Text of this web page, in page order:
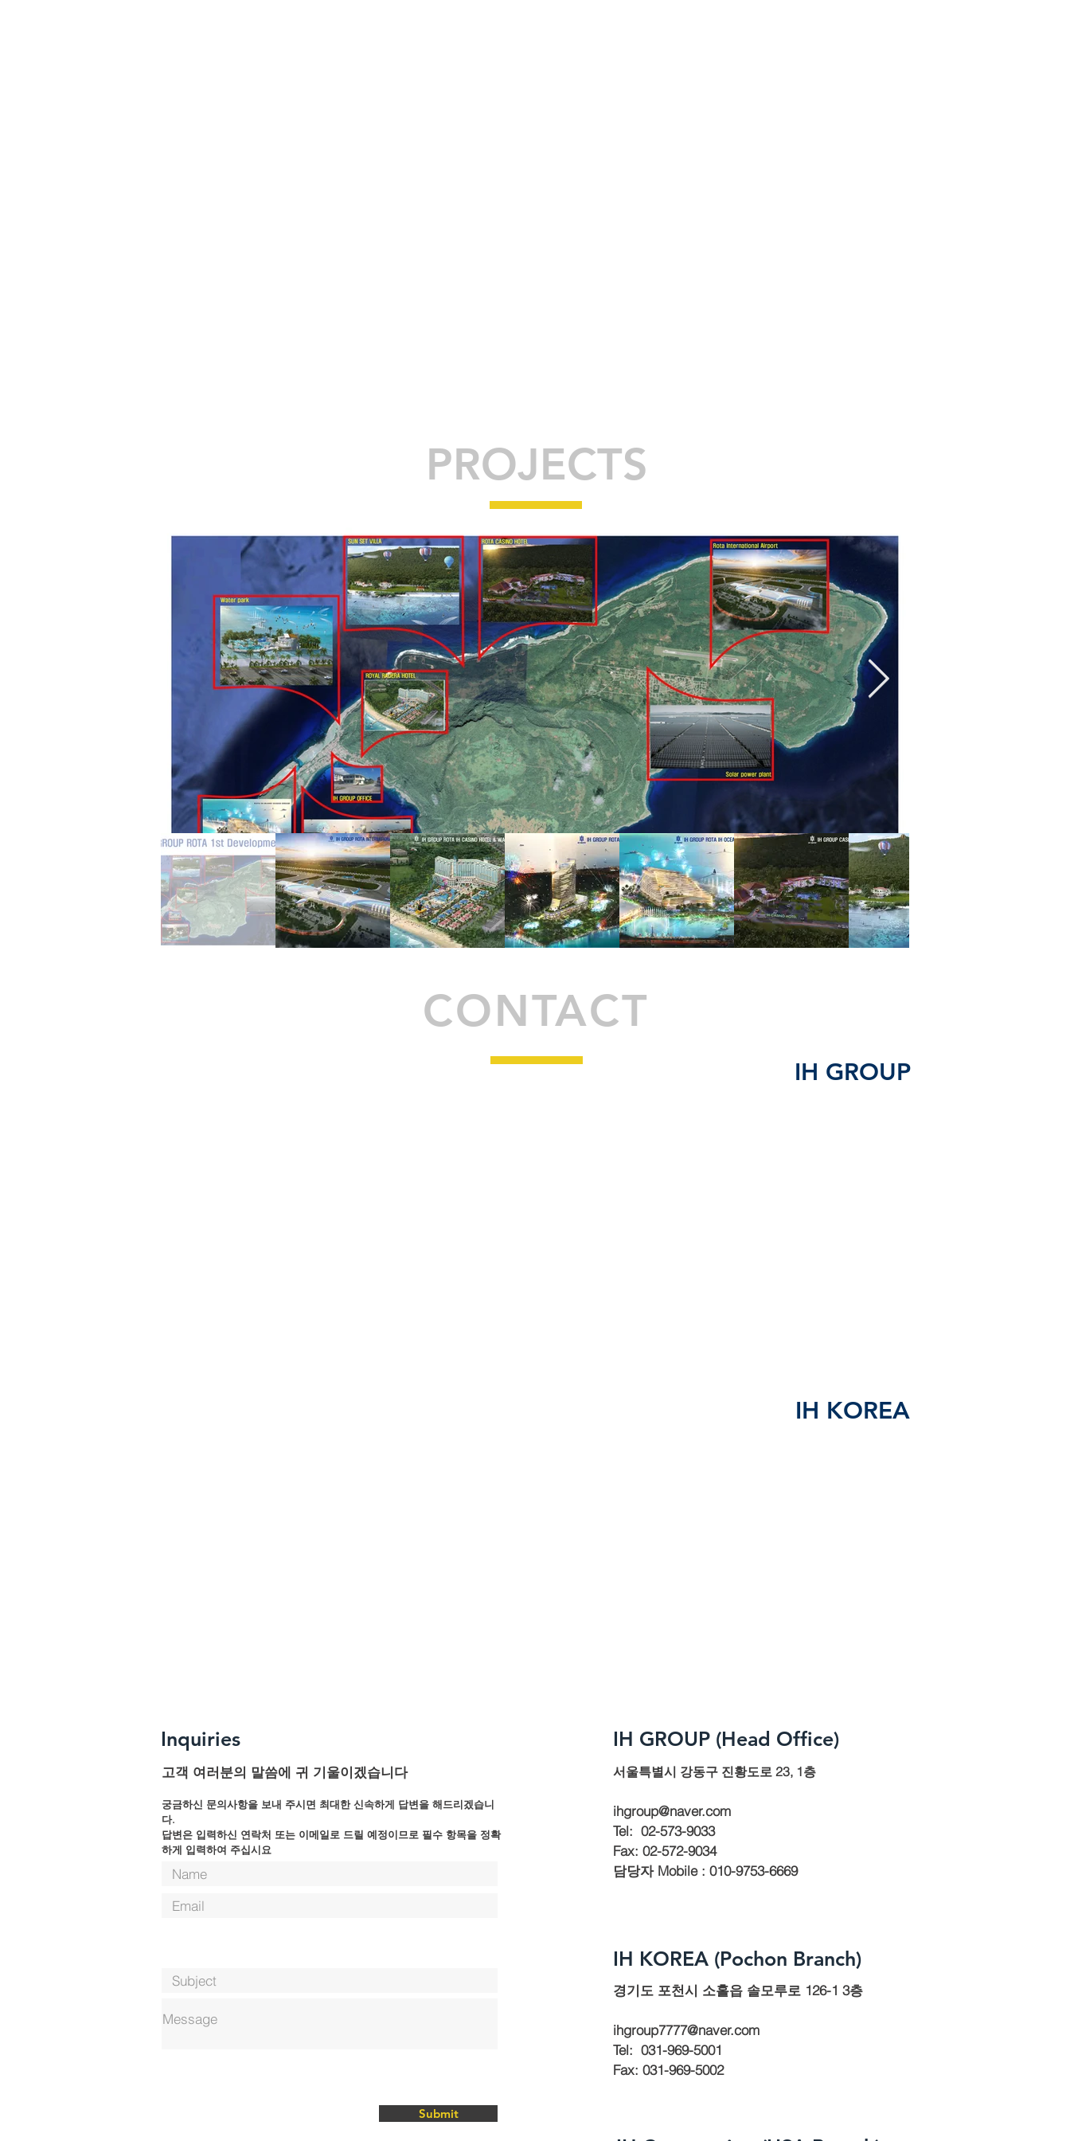
PROJECTS
CONTACT
IH GROUP
IH KOREA
고객 여러분의 말씀에 귀 기울이겠습니다
​궁금하신 문의사항을 보내 주시면 최대한 신속하게 답변을 해드리겠습니
다.
답변은 입력하신 연락처 또는 이메일로 드릴 예정이므로 필수 항목을 정확
하게 입력하여 주십시요
Inquiries IH GROUP (Head Office)
서울특별시 강동구 진황도로 23, 1층
ihgroup@naver.com
Tel: 02-573-9033
Fax: 02-572-9034
​담당자 Mobile : 010-9753-6669
IH KOREA (Pochon Branch)
​경기도 포천시 소홀읍 솔모루로 126-1 3층
ihgroup7777@naver.com
Tel: 031-969-5001
Fax: 031-969-5002
Submit